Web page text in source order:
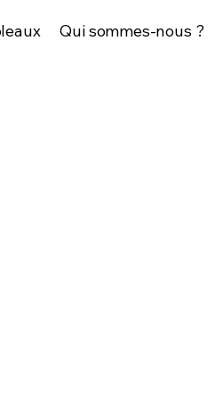
Qui sommes-nous ?